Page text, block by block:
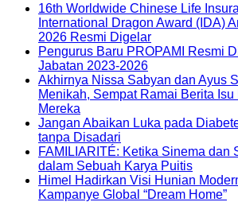
16th Worldwide Chinese Life
International Dragon Award (IDA)
2026 Resmi Digelar
Pengurus Baru PROPAMI Resmi
Jabatan 2023-2026
Akhirnya Nissa Sabyan dan Ayus
Menikah, Sempat Ramai Berita
Mereka
Jangan Abaikan Luka pada
tanpa Disadari
FAMILIARITÉ: Ketika Sinema dan
dalam Sebuah Karya Puitis
Himel Hadirkan Visi Hunian
Kampanye Global “Dream Home”